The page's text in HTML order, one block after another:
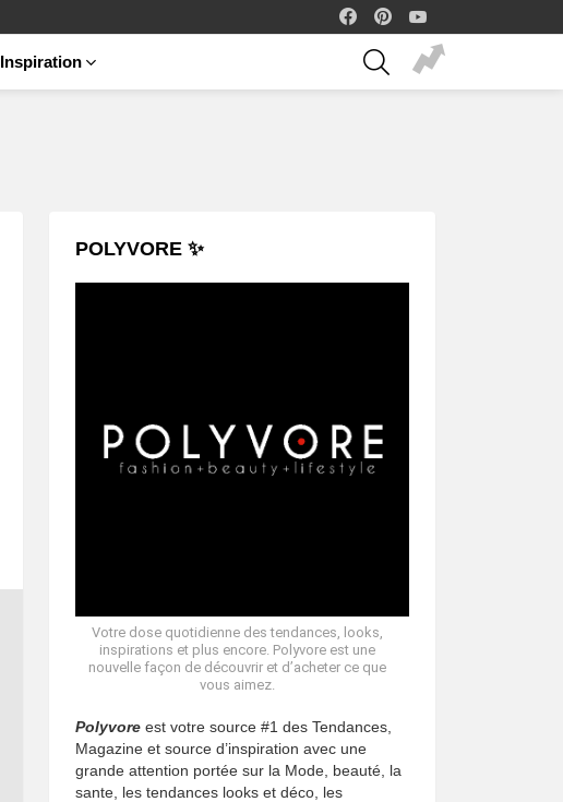
facebook
Inspiration
SEARCH
POLYVORE ✨
Votre dose quotidienne des tendances, looks,
inspirations et plus encore. Polyvore est une
nouvelle façon de découvrir et d’acheter ce que
vous aimez.
Polyvore est votre source #1 des Tendances,
Magazine et source d’inspiration avec une
grande attention portée sur la Mode, beauté, la
sante, les tendances looks et déco, les